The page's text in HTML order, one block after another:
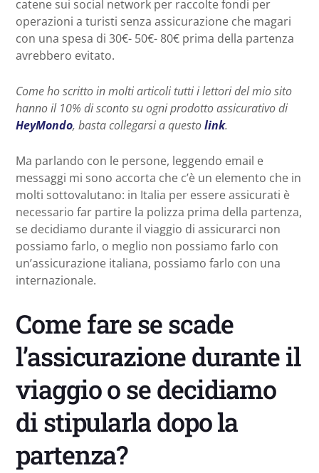
catene sui social network per raccolte fondi per
operazioni a turisti senza assicurazione che magari
con una spesa di 30€- 50€- 80€ prima della partenza
avrebbero evitato.
Come ho scritto in molti articoli tutti i lettori del mio sito
hanno il 10% di sconto su ogni prodotto assicurativo di
HeyMondo, basta collegarsi a questolink.
Ma parlando con le persone, leggendo email e
messaggi mi sono accorta che c’è un elemento che in
molti sottovalutano: in Italia per essere assicurati è
necessario far partire la polizza prima della partenza,
se decidiamo durante il viaggio di assicurarci non
possiamo farlo, o meglio non possiamo farlo con
un’assicurazione italiana, possiamo farlo con una
internazionale.
Come fare se scade
l’assicurazione durante il
viaggio o se decidiamo
di stipularla dopo la
partenza?